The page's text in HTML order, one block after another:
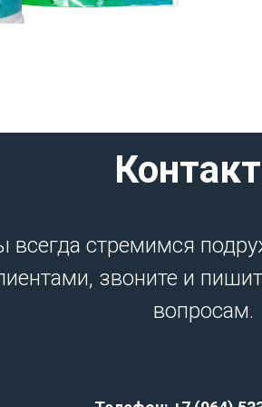
всегда стремимся
звоните и
вопросам.